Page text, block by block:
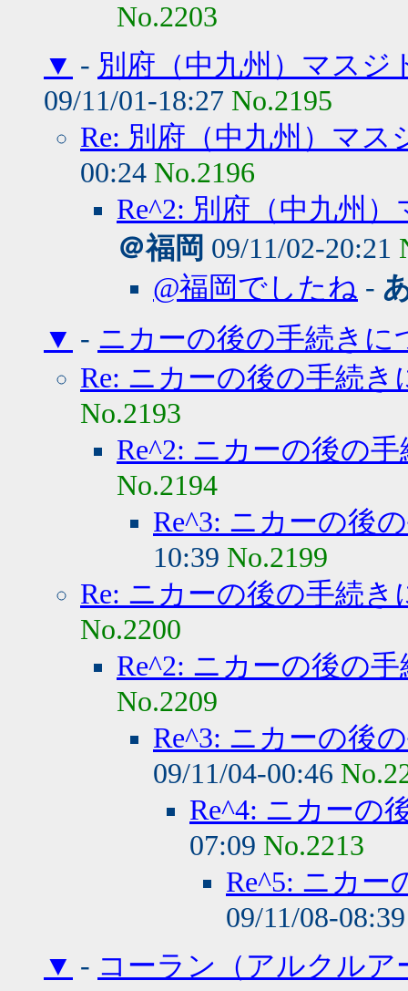
No.2203
▼ - 別府（中九州）マスジ
09/11/01-18:27 No.2195
Re: 別府（中九州）マス
00:24 No.2196
Re^2: 別府（中九州
＠福岡 09/11/02-20:21
@福岡でしたね -
▼ - ニカーの後の手続きに
Re: ニカーの後の手続き
No.2193
Re^2: ニカーの後の
No.2194
Re^3: ニカーの後
10:39 No.2199
Re: ニカーの後の手続き
No.2200
Re^2: ニカーの後の
No.2209
Re^3: ニカーの後
09/11/04-00:46
Re^4: ニカーの
07:09 No.2213
Re^5: ニカー
09/11/08-
▼ - コーラン（アルクル